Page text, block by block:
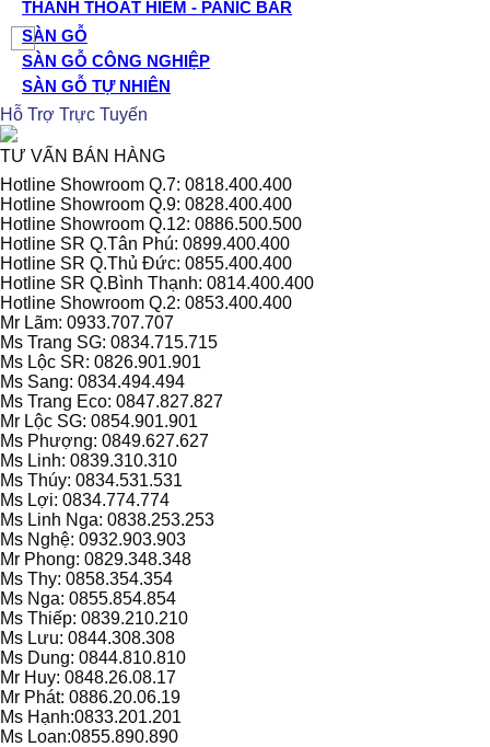
THANH THOÁT HIỂM - PANIC BAR
SÀN GỖ
SÀN GỖ CÔNG NGHIỆP
SÀN GỖ TỰ NHIÊN
Hỗ Trợ Trực Tuyến
TƯ VẤN BÁN HÀNG
Hotline Showroom Q.7: 0818.400.400
Hotline Showroom Q.9: 0828.400.400
Hotline Showroom Q.12: 0886.500.500
Hotline SR Q.Tân Phú: 0899.400.400
Hotline SR Q.Thủ Đức: 0855.400.400
Hotline SR Q.Bình Thạnh: 0814.400.400
Hotline Showroom Q.2: 0853.400.400
Mr Lãm: 0933.707.707
Ms Trang SG: 0834.715.715
Ms Lộc SR: 0826.901.901
Ms Sang: 0834.494.494
Ms Trang Eco: 0847.827.827
Mr Lộc SG: 0854.901.901
Ms Phượng: 0849.627.627
Ms Linh: 0839.310.310
Ms Thúy: 0834.531.531
Ms Lợi: 0834.774.774
Ms Linh Nga: 0838.253.253
Ms Nghệ: 0932.903.903
Mr Phong: 0829.348.348
Ms Thy: 0858.354.354
Ms Nga: 0855.854.854
Ms Thiếp: 0839.210.210
Ms Lưu: 0844.308.308
Ms Dung: 0844.810.810
Mr Huy: 0848.26.08.17
Mr Phát: 0886.20.06.19
Ms Hạnh:0833.201.201
Ms Loan:0855.890.890